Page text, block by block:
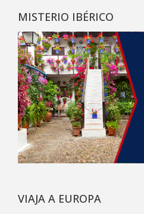
MISTERIO IBÉRICO
VIAJA A EUROPA